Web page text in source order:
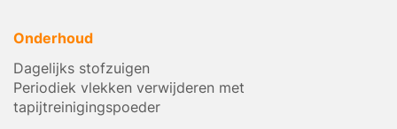
Onderhoud
Dagelijks stofzuigen
Periodiek vlekken verwijderen met
tapijtreinigingspoeder